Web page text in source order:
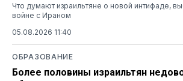
Что думают израильтяне о новой интифаде,
войне с Ираном
05.08.2026 11:40
ОБРАЗОВАНИЕ
Более половины израильтян